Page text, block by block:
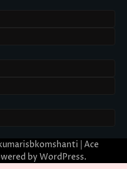
| Ace
by WordPress.